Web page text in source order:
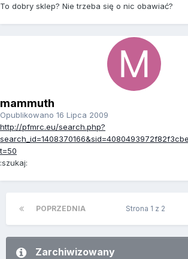
To dobry sklep? Nie trzeba się o nic obawiać?
mammuth
Opublikowano 16 Lipca 2009
http://pfmrc.eu/search.php?
t=50
:szukaj:
POPRZEDNIA Strona 1 z 2
Zarchiwizowany